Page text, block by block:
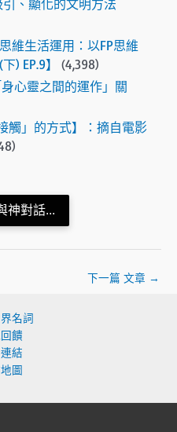
引、顯化的文明方法
維生活運用：以FP思維
) EP.9】
(4,398)
身心靈之間的運作」關
觸」的方式】：摘自電影
神對話...
下一篇 文章 →
名詞
饋
結
圖